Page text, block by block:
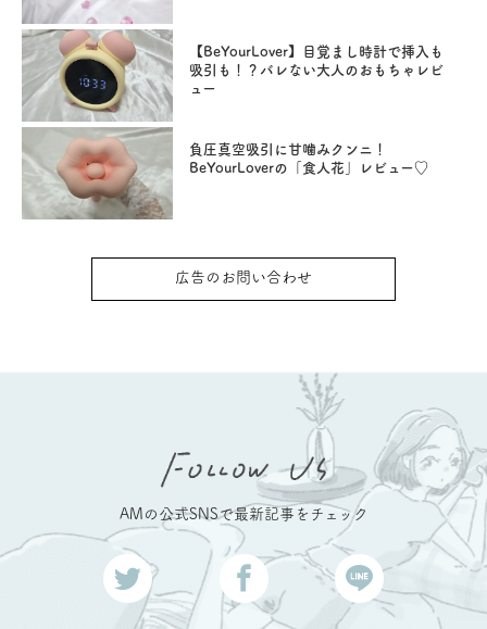
【BeYourLover】目覚まし時計で挿入も
吸引も！？バレない大人のおもちゃレビ
ュー
負圧真空吸引に甘噛みクンニ！
BeYourLoverの「食人花」レビュー♡
広告のお問い合わせ
AMの公式SNSで最新記事をチェック